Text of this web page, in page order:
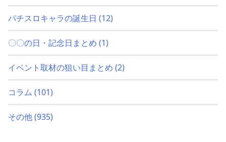
パチスロキャラの誕生日 (12)
〇〇の日・記念日まとめ (1)
イベント取材の狙い目まとめ (2)
コラム (101)
その他(935)